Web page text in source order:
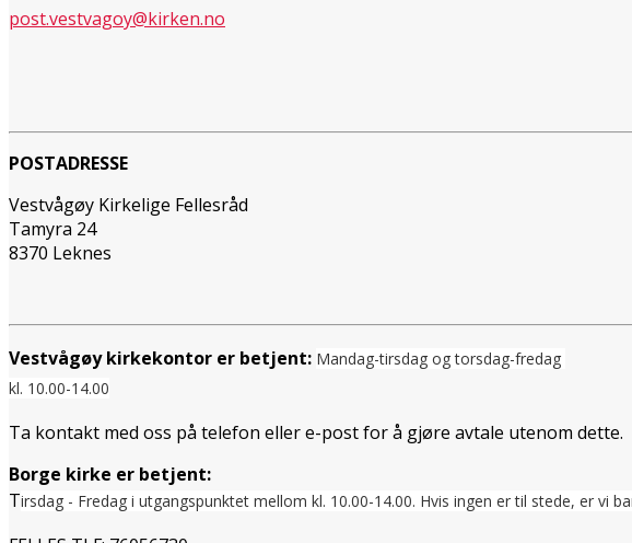
post.vestvagoy@kirken.no
POSTADRESSE
Vestvågøy Kirkelige Fellesråd
Tamyra 24
8370 Leknes
Vestvågøy kirkekontor er betjent: Mandag-tirsdag og torsdag-fredag
kl. 10.00-14.00
Ta kontakt med oss på telefon eller e-post for å gjøre avtale utenom dette.
Borge kirke er betjent:
Tirsdag - Fredag i utgangspunktet mellom kl. 10.00-14.00. Hvis ingen er til stede, er vi